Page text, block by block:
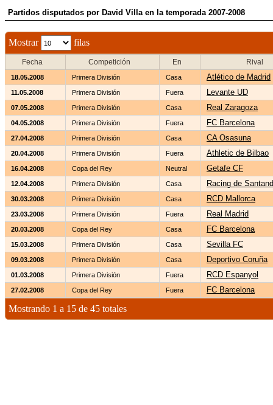
Partidos disputados por David Villa en la temporada 2007-2008
Mostrar filas
Fecha Competición En Rival
18.05.2008 Primera División Casa Atlético de Madrid
11.05.2008 Primera División Fuera Levante UD
07.05.2008 Primera División Casa Real Zaragoza
04.05.2008 Primera División Fuera FC Barcelona
27.04.2008 Primera División Casa CA Osasuna
20.04.2008 Primera División Fuera Athletic de Bilbao
16.04.2008 Copa del Rey Neutral Getafe CF
12.04.2008 Primera División Casa Racing de
30.03.2008 Primera División Casa RCD Mallorca
23.03.2008 Primera División Fuera Real Madrid
20.03.2008 Copa del Rey Casa FC Barcelona
15.03.2008 Primera División Casa Sevilla FC
09.03.2008 Primera División Casa Deportivo Coruña
01.03.2008 Primera División Fuera RCD Espanyol
27.02.2008 Copa del Rey Fuera FC Barcelona
Mostrando 1 a 15 de 45 totales